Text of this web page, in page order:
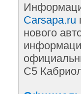
Carsapa.ru
нового
С5